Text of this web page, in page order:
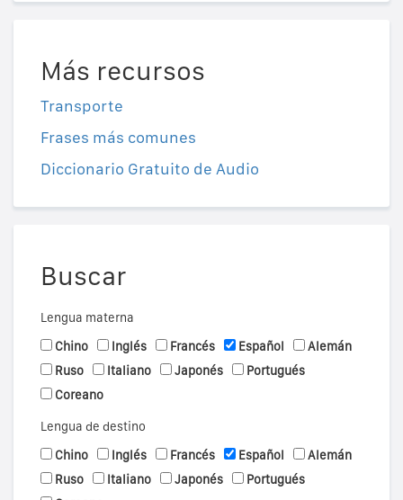
Más recursos
Transporte
Frases más comunes
Diccionario Gratuito de Audio
Buscar
Lengua materna
Chino
Inglés Francés Español
Alemán
Ruso
Italiano Japonés
Portugués
Coreano
Lengua de destino
Chino
Inglés Francés Español
Alemán
Ruso
Italiano Japonés
Portugués